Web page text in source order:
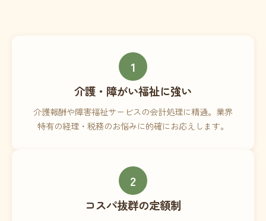
1
介護・障がい福祉に強い
介護報酬や障害福祉サービスの会計処理に精通。業界
特有の経理・税務のお悩みに的確にお応えします。
2
コスパ抜群の定額制